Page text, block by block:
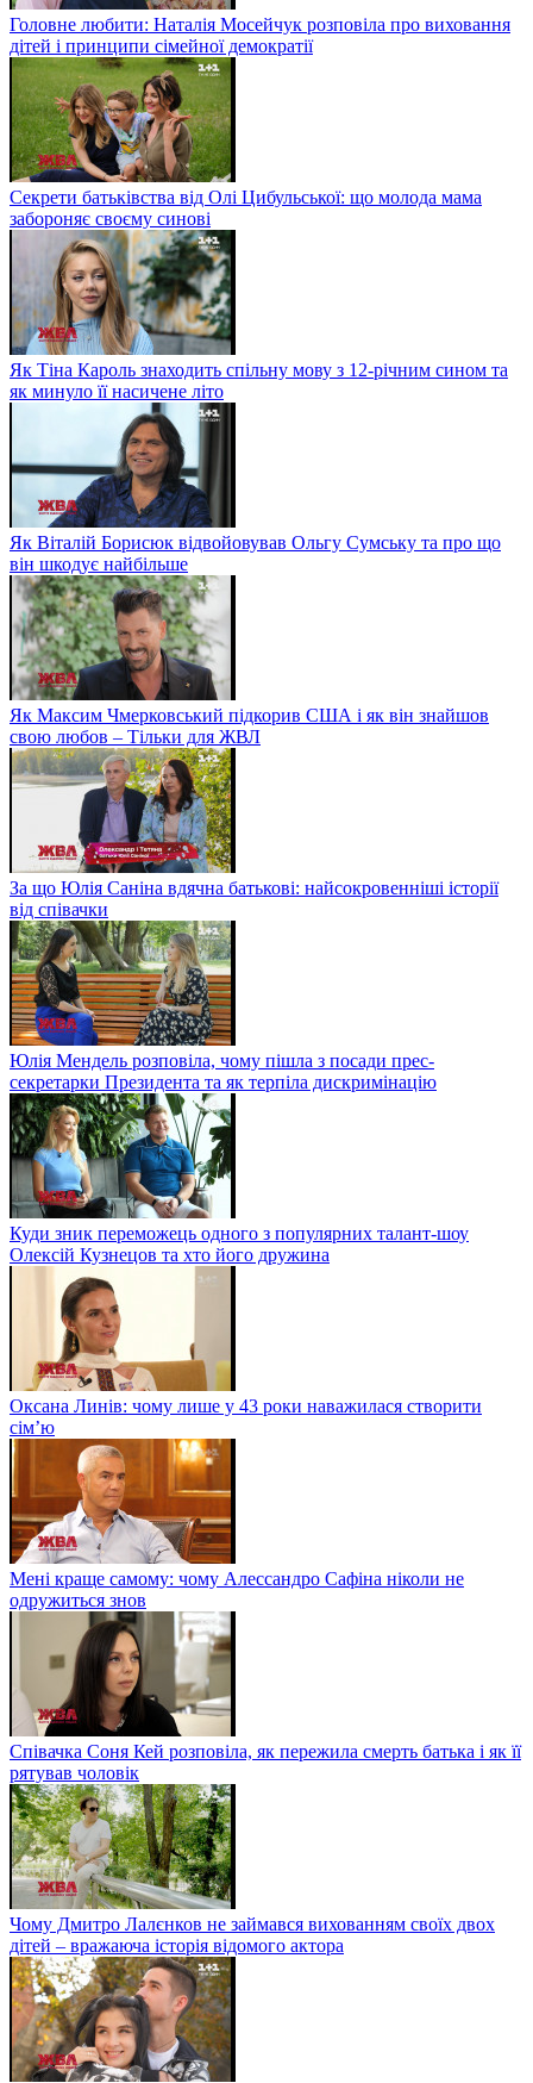
Головне любити: Наталія Мосейчук розповіла про виховання
дітей і принципи сімейної демократії
Секрети батьківства від Олі Цибульської: що молода мама
забороняє своєму синові
Як Тіна Кароль знаходить спільну мову з 12-річним сином та
як минуло її насичене літо
Як Віталій Борисюк відвойовував Ольгу Сумську та про що
він шкодує найбільше
Як Максим Чмерковський підкорив США і як він знайшов
свою любов – Тільки для ЖВЛ
За що Юлія Саніна вдячна батькові: найсокровенніші історії
від співачки
Юлія Мендель розповіла, чому пішла з посади прес-
секретарки Президента та як терпіла дискримінацію
Куди зник переможець одного з популярних талант-шоу
Олексій Кузнецов та хто його дружина
Оксана Линів: чому лише у 43 роки наважилася створити
сім’ю
Мені краще самому: чому Алессандро Сафіна ніколи не
одружиться знов
Співачка Соня Кей розповіла, як пережила смерть батька і як її
рятував чоловік
Чому Дмитро Лалєнков не займався вихованням своїх двох
дітей – вражаюча історія відомого актора